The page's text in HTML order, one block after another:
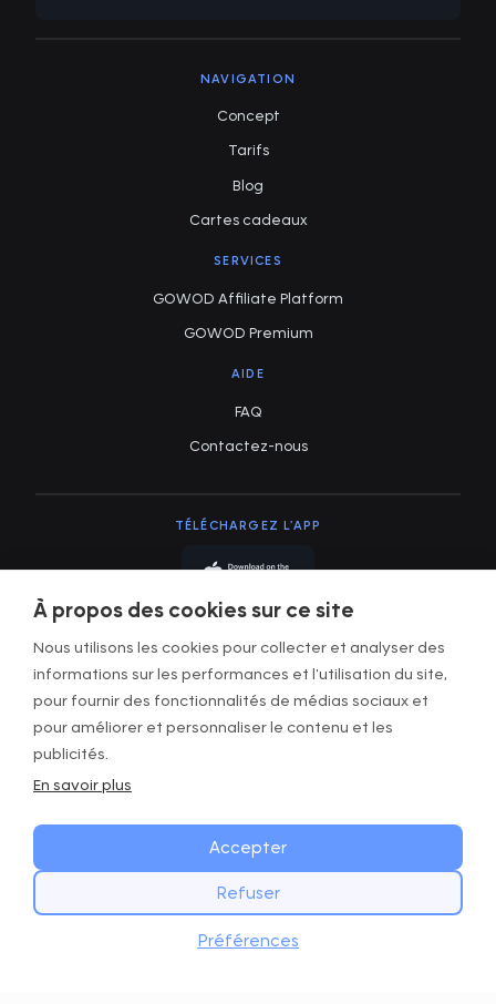
À propos des cookies sur ce site
Nous utilisons les cookies pour collecter et analyser des
informations sur les performances et l'utilisation du site,
pour fournir des fonctionnalités de médias sociaux et
pour améliorer et personnaliser le contenu et les
publicités.
En savoir plus
Accepter
Refuser
Préférences
Téléchargez l’app GOWOD
NAVIGATION
Concept
Tarifs
Blog
Cartes cadeaux
SERVICES
GOWOD Affiliate Platform
GOWOD Premium
AIDE
FAQ
Contactez-nous
TÉLÉCHARGEZ L'APP
Gérer les cookies
Copyright © GOWOD2026. All Rights Reserved.
Site web avec Digital Mast